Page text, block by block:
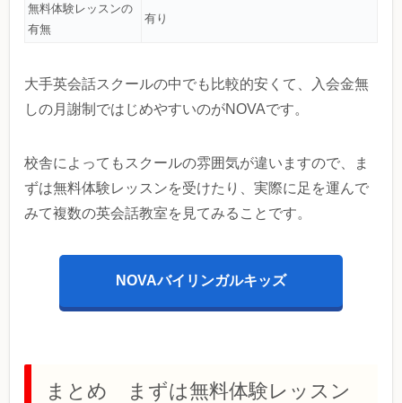
無料体験レッスンの
有無
有り
大手英会話スクールの中でも比較的安くて、入会金無
しの月謝制ではじめやすいのがNOVAです。
校舎によってもスクールの雰囲気が違いますので、ま
ずは無料体験レッスンを受けたり、実際に足を運んで
みて複数の英会話教室を見てみることです。
NOVAバイリンガルキッズ
まとめ まずは無料体験レッスン